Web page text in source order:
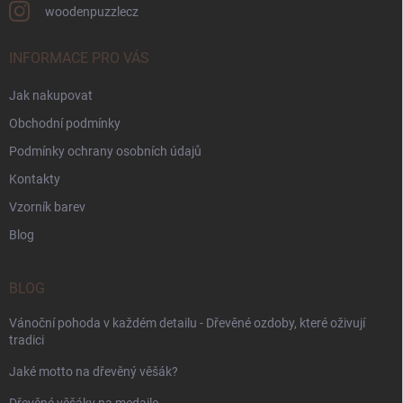
woodenpuzzlecz
INFORMACE PRO VÁS
Jak nakupovat
Obchodní podmínky
Podmínky ochrany osobních údajů
Kontakty
Vzorník barev
Blog
BLOG
Vánoční pohoda v každém detailu - Dřevěné ozdoby, které oživují
tradici
Jaké motto na dřevěný věšák?